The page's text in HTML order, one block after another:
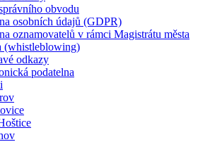
obvodu
osobních údajů (GDPR)
oznamovatelů v rámci Magistrátu města
(whistleblowing)
odkazy
podatelna